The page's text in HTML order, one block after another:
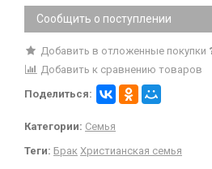
Сообщить о поступлении
Добавить в отложенные покупки
Добавить к сравнению товаров
Поделиться:
Категории: Семья
Теги: Брак Христианская семья